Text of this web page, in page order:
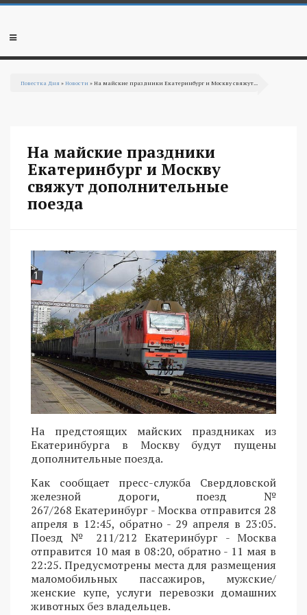
Перейти к основному содержанию
Мобильное
Повестка Дня »Новости » На майские праздники Екатеринбург и Москву свяжут...
На майские праздники
Екатеринбург и Москву
свяжут дополнительные
поезда
На предстоящих майских праздниках из
Екатеринбурга в Москву будут пущены
дополнительные поезда.
Как сообщает пресс-служба Свердловской
железной дороги, поезд №
267/268 Екатеринбург - Москва отправится 28
апреля в 12:45, обратно - 29 апреля в 23:05.
Поезд № 211/212 Екатеринбург - Москва
отправится 10 мая в 08:20, обратно - 11 мая в
22:25. Предусмотрены места для размещения
маломобильных пассажиров, мужские/
женские купе, услуги перевозки домашних
животных без владельцев.